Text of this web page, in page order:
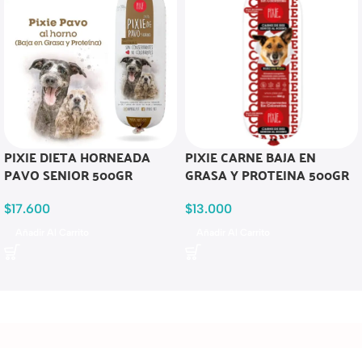
PIXIE DIETA HORNEADA
PAVO SENIOR 500GR
$17.600
PIXIE CARNE BAJA EN
GRASA Y PROTEINA 500GR
$13.000